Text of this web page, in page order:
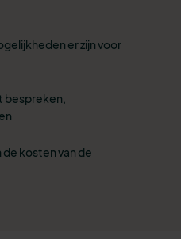
er zijn voor
bespreken,
de kosten van de